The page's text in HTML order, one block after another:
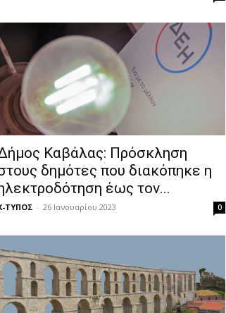
Καβάλας: Πρόσκληση
δημότες που διακόπηκε η
έως τον...
ΤΥΠΟΣ - 26 Ιανουαρίου 2023 0